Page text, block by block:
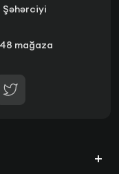
Şəhərciyi
mağaza